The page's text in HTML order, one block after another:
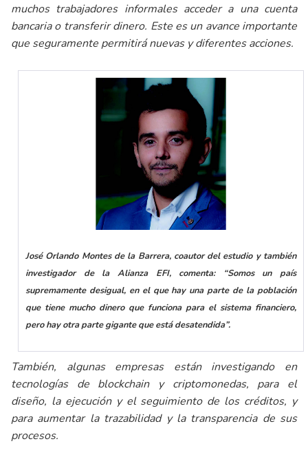
muchos trabajadores informales acceder a una cuenta
bancaria o transferir dinero. Este es un avance importante
que seguramente permitirá nuevas y diferentes acciones.
José Orlando Montes de la Barrera, coautor del estudio y también
investigador de la Alianza EFI, comenta:
“Somos un país
supremamente desigual, en el que hay una parte de la población
que tiene mucho dinero que funciona para el sistema financiero,
pero hay otra parte gigante que está desatendida”.
También, algunas empresas están investigando en
tecnologías de blockchain y criptomonedas, para el
diseño, la ejecución y el seguimiento de los créditos, y
para aumentar la trazabilidad y la transparencia de sus
procesos.